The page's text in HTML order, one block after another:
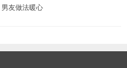
友做法暖心